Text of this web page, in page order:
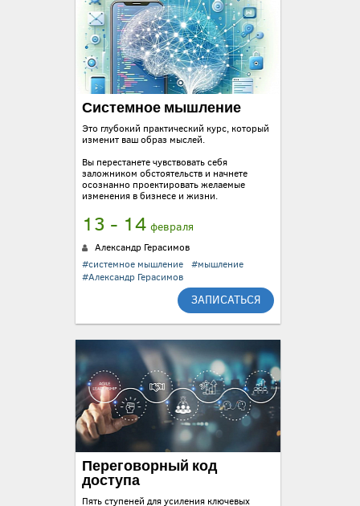
Системное мышление
Это глубокий практический курс, который
изменит ваш образ мыслей.
Вы перестанете чувствовать себя
заложником обстоятельств и начнете
осознанно проектировать желаемые
изменения в бизнесе и жизни.
13 - 14 февраля
Александр Герасимов
#системное мышление
#мышление
#Александр Герасимов
ЗАПИСАТЬСЯ
Переговорный код
доступа
Пять ступеней для усиления ключевых